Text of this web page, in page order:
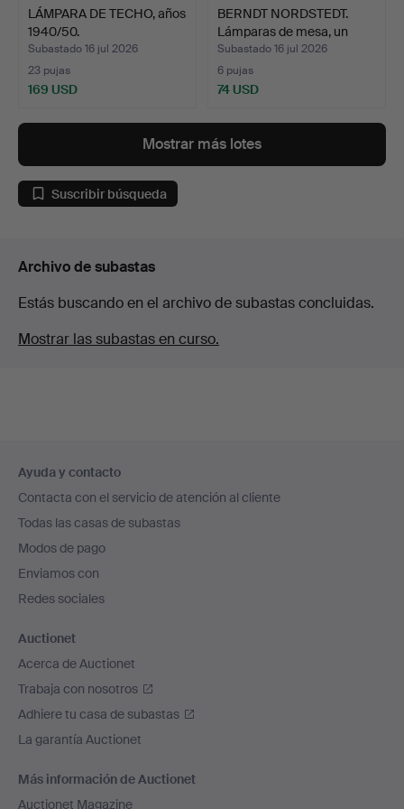
LÁMPARA DE TECHO, años
1940/50.
Subastado 16 jul 2026
23 pujas
169 USD
BERNDT NORDSTEDT.
Lámparas de mesa, un
par…
Subastado 16 jul 2026
6 pujas
74 USD
Mostrar más lotes
Suscribir búsqueda
Archivo de subastas
Estás buscando en el archivo de subastas concluidas.
Mostrar las subastas en curso.
en
el
pie
de
página
Ayuda y contacto
Contacta con el servicio de atención al cliente
Todas las casas de subastas
Modos de pago
Enviamos con
Redes sociales
Auctionet
Acerca de Auctionet
Trabaja con nosotros
Adhiere tu casa de subastas
La garantía Auctionet
Más información de Auctionet
Auctionet Magazine